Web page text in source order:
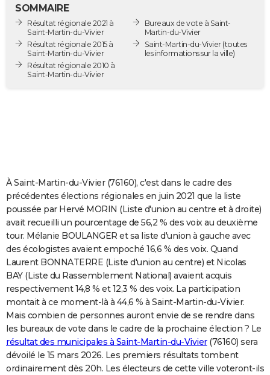
Destinations
City break
Voyage nature
Voyage de noces
Forum
Climat
GUIDES D'ACHAT
BONS PLANS
S'inscrire
Se connecter
Lycées
Collèges
Primaires
Universités
Entreprises
Service militaire
Avis de recherche
AVIS DE DÉCÈS
FORUM
Bricolage
Lifestyle
Culture
Sport
Television
Voyage
Cinema
SOMMAIRE
Résultat régionale 2021 à
Saint-Martin-du-Vivier
Résultat régionale 2015 à
Saint-Martin-du-Vivier
Résultat régionale 2010 à
Saint-Martin-du-Vivier
Bureaux de vote à Saint-
Martin-du-Vivier
Saint-Martin-du-Vivier(toutes
les informations sur la ville)
À Saint-Martin-du-Vivier (76160), c'est dans le cadre des
précédentes élections régionales en juin 2021 que la liste
poussée par Hervé MORIN (Liste d'union au centre et à droite)
avait recueilli un pourcentage de 56,2 % des voix au deuxième
tour. Mélanie BOULANGER et sa liste d'union à gauche avec
des écologistes avaient empoché 16,6 % des voix. Quand
Laurent BONNATERRE (Liste d'union au centre) et Nicolas
BAY (Liste du Rassemblement National) avaient acquis
respectivement 14,8 % et 12,3 % des voix. La participation
montait à ce moment-là à 44,6 % à Saint-Martin-du-Vivier.
Mais combien de personnes auront envie de se rendre dans
les bureaux de vote dans le cadre de la prochaine élection ? Le
résultat des municipales à Saint-Martin-du-Vivier(76160) sera
dévoilé le 15 mars 2026. Les premiers résultats tombent
ordinairement dès 20h. Les électeurs de cette ville voteront-ils